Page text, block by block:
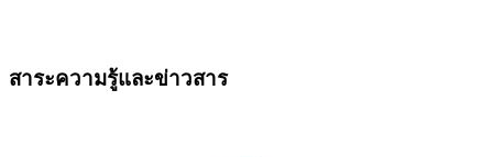
สาระความรู้และข่าวสาร